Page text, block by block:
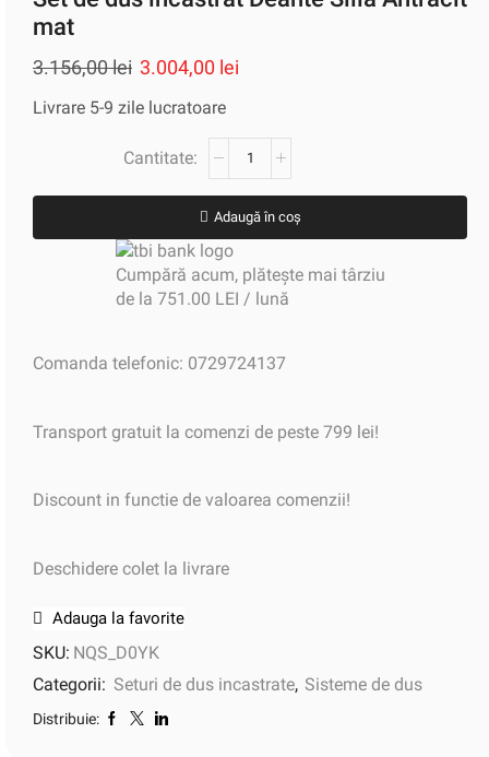
mat
3.156,00lei 3.004,00 lei
Livrare 5-9 zile lucratoare
Adaugă în coș
Cumpără acum, plătește mai târziu
de la 751.00 LEI / lună
Comanda telefonic: 0729724137
Transport gratuit la comenzi de peste 799 lei!
Discount in functie de valoarea comenzii!
Deschidere colet la livrare
Adauga la favorite
SKU: NQS_D0YK
Categorii: Seturi de dus incastrate, Sisteme de dus
Distribuie: